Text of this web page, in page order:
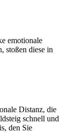
emotionale
stoßen diese in
Distanz, die
schnell und
den Sie